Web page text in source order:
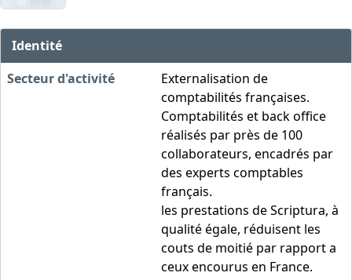
Identité
Secteur d'activité
Externalisation de
comptabilités françaises.
Comptabilités et back office
réalisés par près de 100
collaborateurs, encadrés par
des experts comptables
français.
les prestations de Scriptura, à
qualité égale, réduisent les
couts de moitié par rapport a
ceux encourus en France.